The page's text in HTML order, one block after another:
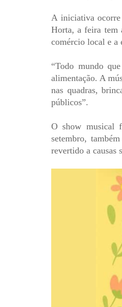
A iniciativa ocorre
Horta, a feira tem
comércio local e a
“Todo mundo
alimentação. A
nas quadras,
públicos”.
O show musical
setembro,
revertido a causas